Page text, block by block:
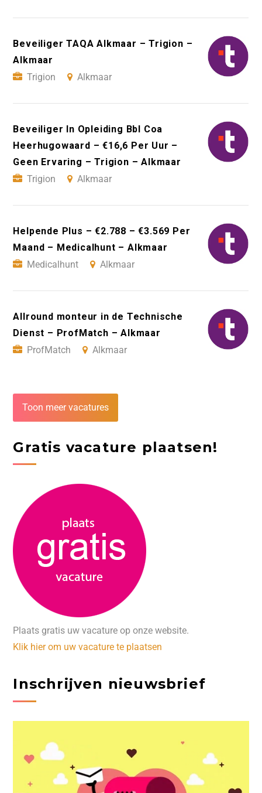
Beveiliger TAQA Alkmaar – Trigion –
Alkmaar
Trigion
Alkmaar
Beveiliger In Opleiding Bbl Coa
Heerhugowaard – €16,6 Per Uur –
Geen Ervaring – Trigion – Alkmaar
Trigion
Alkmaar
Helpende Plus – €2.788 – €3.569 Per
Maand – Medicalhunt – Alkmaar
Medicalhunt
Alkmaar
Allround monteur in de Technische
Dienst – ProfMatch – Alkmaar
ProfMatch
Alkmaar
Toon meer vacatures
Gratis vacature plaatsen!
Plaats gratis uw vacature op onze website.
Klik hier om uw vacature te plaatsen
Inschrijven nieuwsbrief